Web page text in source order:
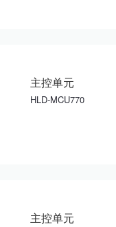
主控单元
HLD-MCU770
主控单元